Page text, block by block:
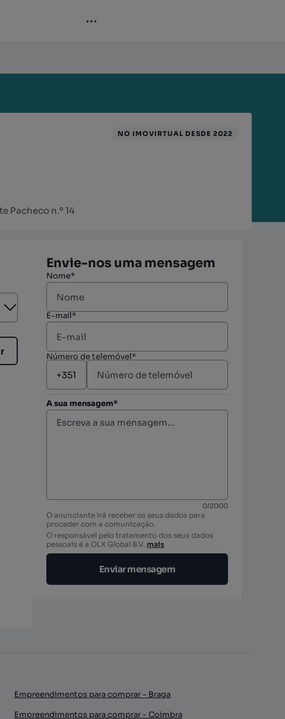
Pacheco n.º 14
NO IMOVIRTUAL DESDE 2022
Aberto
Envie-nos uma mensagem
Nome*
E-mail*
Número de telemóvel*
A sua mensagem*
0/2000
O anunciante irá receber os seus dados para
proceder com a comunicação.
O responsável pelo tratamento dos seus dados
pessoais é a OLX Global B.V. mais
Enviar mensagem
Empreendimentos para comprar - Braga
Empreendimentos para comprar - Coimbra